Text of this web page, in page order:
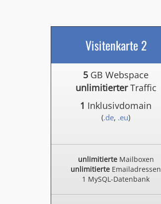
Visitenkarte 2
5 GB Webspace
unlimitierterTraffic
1 Inklusivdomain
(.de, .eu)
unlimitierteMailboxen
unlimitierte Emailadressen
1 MySQL-Datenbank